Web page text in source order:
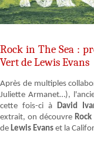
Rock in The Sea :
Vert de Lewis Evans
Après de multiples
Juliette Armanet…),
cette fois-ci à David
extrait, on découvre
de Lewis Evans et la